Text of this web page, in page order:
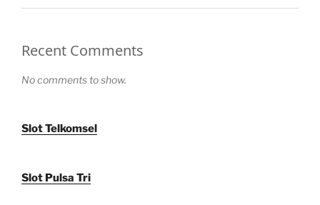
Recent Comments
No comments to show.
Slot Telkomsel
Slot Pulsa Tri